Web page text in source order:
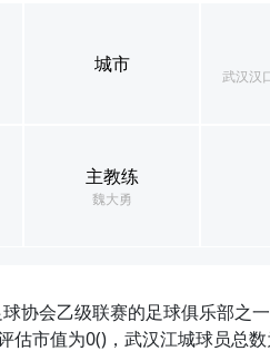
城市
武汉汉
主教练
魏大勇
协会乙级联赛的足球俱乐部之
估市值为0()，武汉江城球员总